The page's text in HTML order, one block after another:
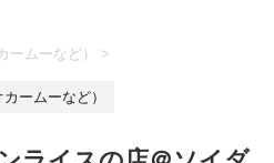
ームーなど）
>
ームーなど）